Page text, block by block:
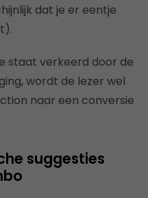
dat je er eentje
staat verkeerd door de
wordt de lezer wel
naar een conversie
suggesties